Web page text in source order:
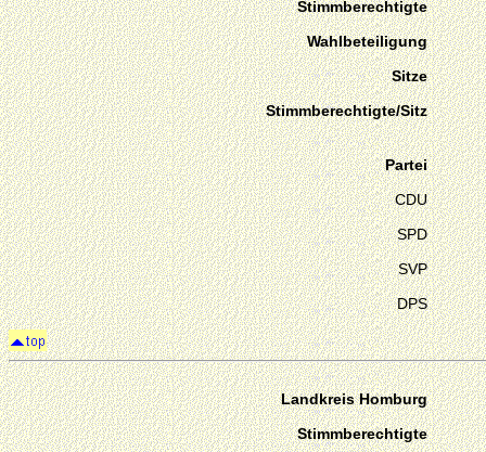
Stimmberechtigte
Wahlbeteiligung
Sitze
Stimmberechtigte/Sitz
Partei
CDU
SPD
SVP
DPS
Landkreis Homburg
Stimmberechtigte